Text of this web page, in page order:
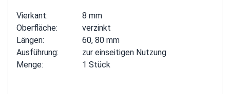
Vierkant:
8 mm
Oberfläche:
verzinkt
Längen:
60, 80 mm
Ausführung:
zur einseitigen Nutzung
Menge:
1 Stück